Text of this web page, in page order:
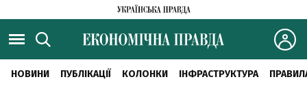
НОВИНИ ПУБЛІКАЦІЇ КОЛОНКИ ІНФРАСТРУКТУРА